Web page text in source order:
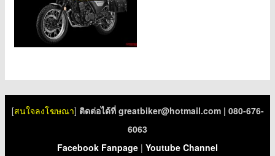
[สนใจลงโฆษณา] ติดต่อได้ที่ greatbiker@hotmail.com| 080-676-
6063
Facebook Fanpage | Youtube Channel